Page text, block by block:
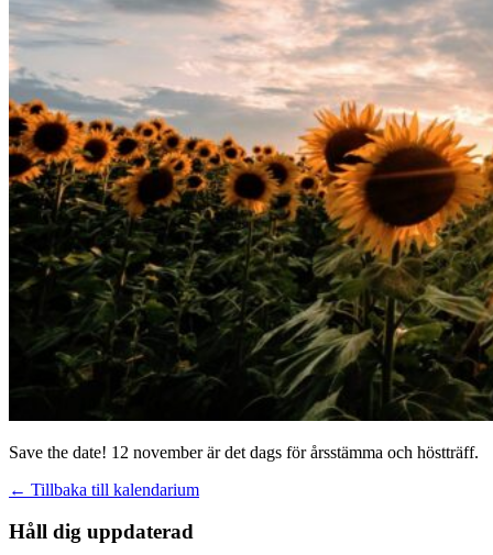
Save the date! 12 november är det dags för årsstämma och höstträff.
← Tillbaka till kalendarium
Håll dig uppdaterad